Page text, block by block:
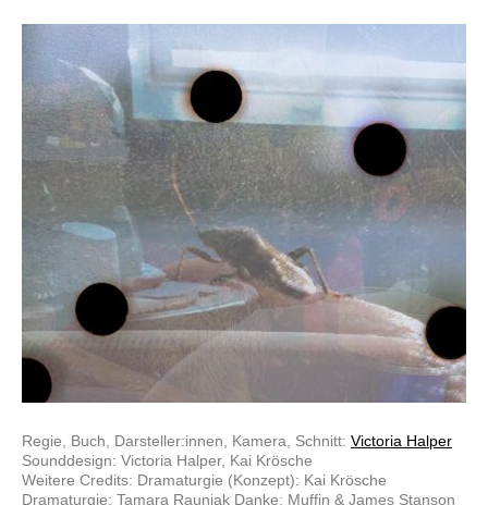
Regie, Buch, Darsteller:innen, Kamera, Schnitt: Victoria Halper
Sounddesign: Victoria Halper, Kai Krösche
Weitere Credits: Dramaturgie (Konzept): Kai Krösche
Dramaturgie: Tamara Raunjak Danke: Muffin & James Stanson